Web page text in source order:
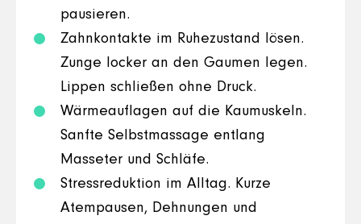
pausieren.
Zahnkontakte im Ruhezustand lösen.
Zunge locker an den Gaumen legen.
Lippen schließen ohne Druck.
Wärmeauflagen auf die Kaumuskeln.
Sanfte Selbstmassage entlang
Masseter und Schläfe.
Stressreduktion im Alltag. Kurze
Atempausen, Dehnungen und